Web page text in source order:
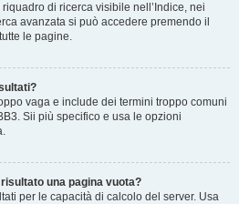
di ricerca visibile nell’Indice, nei
avanzata si può accedere premendo il
le pagine.
vaga e include dei termini troppo comuni
Sii più specifico e usa le opzioni
una pagina vuota?
per le capacità di calcolo del server. Usa